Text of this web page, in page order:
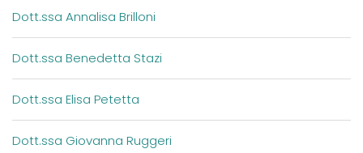
Dott.ssa Annalisa Brilloni
Dott.ssa Benedetta Stazi
Dott.ssa Elisa Petetta
Dott.ssa Giovanna Ruggeri